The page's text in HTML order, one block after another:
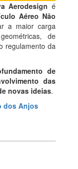
Aerodesign é
Aéreo Não
a maior carga
de
regulamento da
de
das
novas ideias.
dos Anjos